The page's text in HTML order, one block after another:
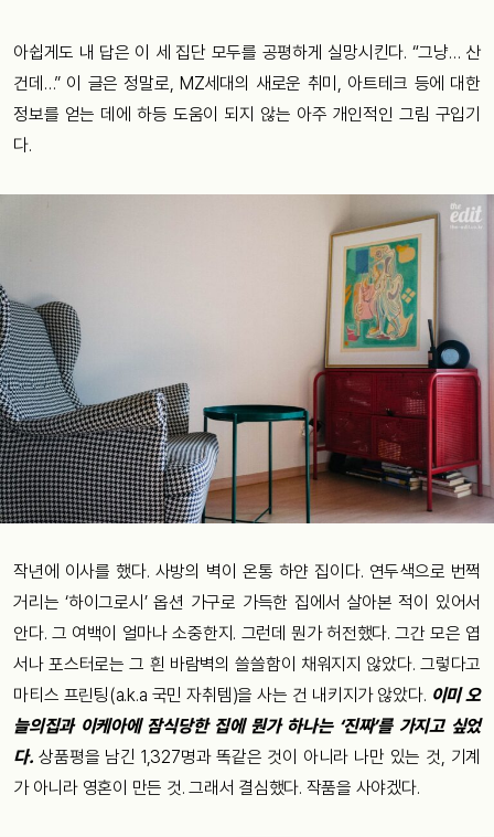
아쉽게도 내 답은 이 세 집단 모두를 공평하게 실망시킨다. “그냥… 산
건데…” 이 글은 정말로, MZ세대의 새로운 취미, 아트테크 등에 대한
정보를 얻는 데에 하등 도움이 되지 않는 아주 개인적인 그림 구입기
다.
작년에 이사를 했다. 사방의 벽이 온통 하얀 집이다. 연두색으로 번쩍
거리는 ‘하이그로시’ 옵션 가구로 가득한 집에서 살아본 적이 있어서
안다. 그 여백이 얼마나 소중한지. 그런데 뭔가 허전했다. 그간 모은 엽
서나 포스터로는 그 흰 바람벽의 쓸쓸함이 채워지지 않았다. 그렇다고
마티스 프린팅(a.k.a 국민 자취템)을 사는 건 내키지가 않았다. 이미 오
늘의집과 이케아에 잠식당한 집에 뭔가 하나는 ‘진짜’를 가지고 싶었
다. 상품평을 남긴 1,327명과 똑같은 것이 아니라 나만 있는 것, 기계
가 아니라 영혼이 만든 것. 그래서 결심했다. 작품을 사야겠다.